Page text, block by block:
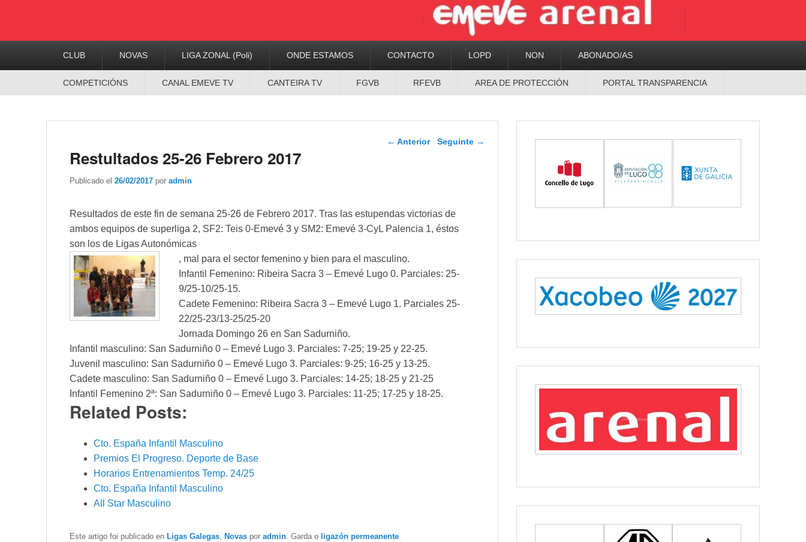
CLUB NOVAS LIGA ZONAL (Poli) ONDE ESTAMOS CONTACTO LOPD NON ABONADO/AS
COMPETICIÓNS CANAL EMEVE TV CANTEIRA TV FGVB RFEVB AREA DE PROTECCIÓN PORTAL TRANSPARENCIA
Navegador de artigos
← Anterior Seguinte →
Restultados 25-26 Febrero 2017
Publicado el 26/02/2017 por admin
Resultados de este fin de semana 25-26 de Febrero 2017. Tras las estupendas victorias de
ambos equipos de superliga 2, SF2: Teis 0-Emevé 3 y SM2: Emevé 3-CyL Palencia 1, éstos
son los de Ligas Autonómicas
, mal para el sector femenino y bien para el masculino.
Infantil Femenino: Ribeira Sacra 3 – Emevé Lugo 0. Parciales: 25-
9/25-10/25-15.
Cadete Femenino: Ribeira Sacra 3 – Emevé Lugo 1. Parciales 25-
22/25-23/13-25/25-20
Jornada Domingo 26 en San Sadurniño.
Infantil masculino: San Sadurniño 0 – Emevé Lugo 3. Parciales: 7-25; 19-25 y 22-25.
Juvenil masculino: San Sadurniño 0 – Emevé Lugo 3. Parciales: 9-25; 16-25 y 13-25.
Cadete masculino: San Sadurniño 0 – Emevé Lugo 3. Parciales: 14-25; 18-25 y 21-25
Infantil Femenino 2ª: San Sadurniño 0 – Emevé Lugo 3. Parciales: 11-25; 17-25 y 18-25.
Related Posts:
Cto. España Infantil Masculino
Premios El Progreso. Deporte de Base
Horarios Entrenamientos Temp. 24/25
Cto. España Infantil Masculino
All Star Masculino
Este artigo foi publicado en Ligas Galegas, Novas por admin. Garda o ligazón permeanente.